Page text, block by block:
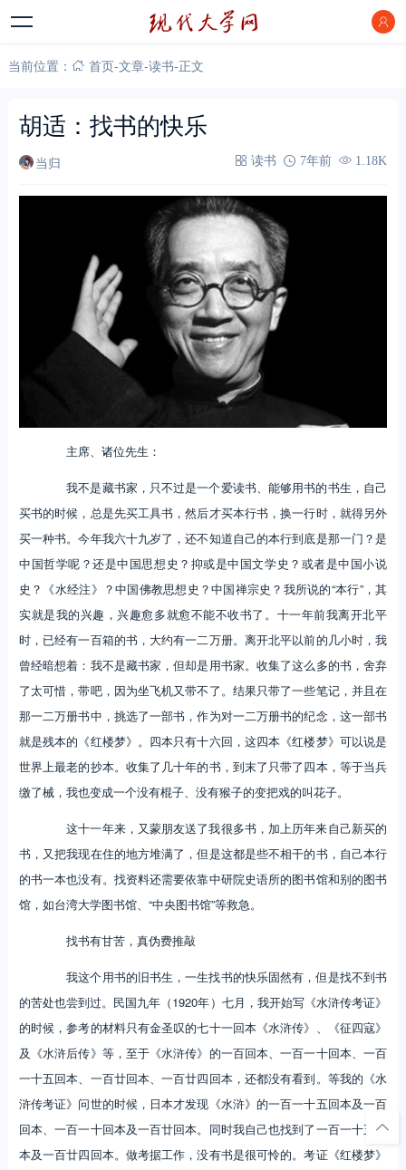
当前位置： 首页-文章-读书-正文
胡适：找书的快乐
当归 读书 7年前 1.18K
主席、诸位先生：
我不是藏书家，只不过是一个爱读书、能够用书的书生，自己
买书的时候，总是先买工具书，然后才买本行书，换一行时，就得另外
买一种书。今年我六十九岁了，还不知道自己的本行到底是那一门？是
中国哲学呢？还是中国思想史？抑或是中国文学史？或者是中国小说
史？《水经注》？中国佛教思想史？中国禅宗史？我所说的“本行”，其
实就是我的兴趣，兴趣愈多就愈不能不收书了。十一年前我离开北平
时，已经有一百箱的书，大约有一二万册。离开北平以前的几小时，我
曾经暗想着：我不是藏书家，但却是用书家。收集了这么多的书，舍弃
了太可惜，带吧，因为坐飞机又带不了。结果只带了一些笔记，并且在
那一二万册书中，挑选了一部书，作为对一二万册书的纪念，这一部书
就是残本的《红楼梦》。四本只有十六回，这四本《红楼梦》可以说是
世界上最老的抄本。收集了几十年的书，到末了只带了四本，等于当兵
缴了械，我也变成一个没有棍子、没有猴子的变把戏的叫花子。
这十一年来，又蒙朋友送了我很多书，加上历年来自己新买的
书，又把我现在住的地方堆满了，但是这都是些不相干的书，自己本行
的书一本也没有。找资料还需要依靠中研院史语所的图书馆和别的图书
馆，如台湾大学图书馆、“中央图书馆”等救急。
找书有甘苦，真伪费推敲
我这个用书的旧书生，一生找书的快乐固然有，但是找不到书
的苦处也尝到过。民国九年（1920年）七月，我开始写《水浒传考证》
的时候，参考的材料只有金圣叹的七十一回本《水浒传》、《征四寇》
及《水浒后传》等，至于《水浒传》的一百回本、一百一十回本、一百
一十五回本、一百廿回本、一百廿四回本，还都没有看到。等我的《水
浒传考证》问世的时候，日本才发现《水浒》的一百一十五回本及一百
回本、一百一十回本及一百廿回本。同时我自己也找到了一百一十五回
本及一百廿四回本。做考据工作，没有书是很可怜的。考证《红楼梦》